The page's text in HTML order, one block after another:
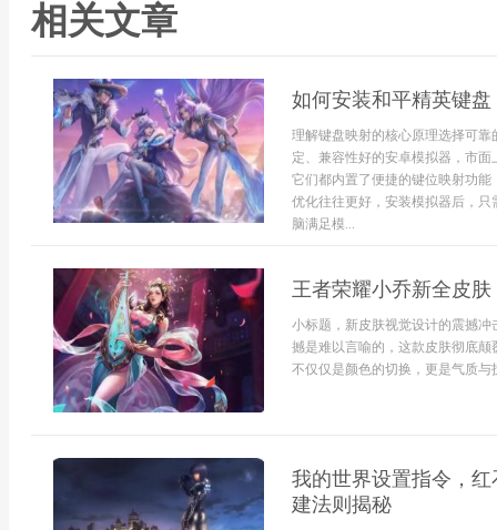
相关文章
如何安装和平精英键
理解键盘映射的核心原理选择可
定、兼容性好的安卓模拟器，市
它们都内置了便捷的键位映射功
优化往往更好，安装模拟器后，
脑满足模...
王者荣耀小乔新全皮
小标题，新皮肤视觉设计的震撼
撼是难以言喻的，这款皮肤彻底
不仅仅是颜色的切换，更是气质与
我的世界设置指令，
建法则揭秘